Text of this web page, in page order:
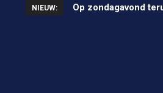
NIEUW: Op zondagavond
Unieke wielerkoers